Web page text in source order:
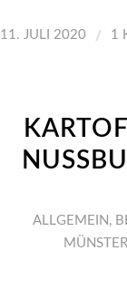
11. JULI 2020 / 1
ALLGEMEIN ,